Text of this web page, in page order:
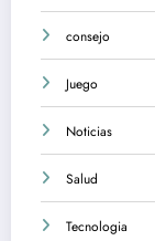
consejo
Juego
Noticias
Salud
Tecnologia